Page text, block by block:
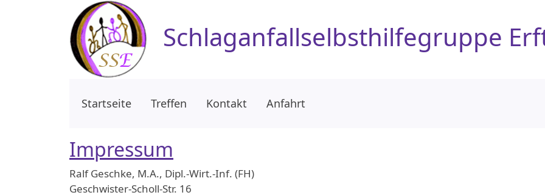
Zum Hauptinhalt springen
Schlaganfall­selbsthilfe­gruppe
Startseite Treffen Kontakt Anfahrt
Impressum
Ralf Geschke, M.A., Dipl.-Wirt.-Inf. (FH)
Geschwister-Scholl-Str. 16